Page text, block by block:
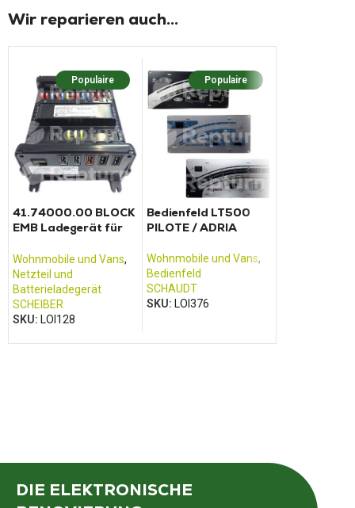
Wir reparieren auch...
Populaire
41.74000.00 BLOCK
EMB Ladegerät für
Konverter Scheiber
Wohnmobile und Vans,
Netzteil und
Batterieladegerät
SCHEIBER
SKU: LOI128
Populaire
Bedienfeld LT500
PILOTE / ADRIA
Wohnmobile und Vans,
Bedienfeld
SCHAUDT
SKU: LOI376
DIE ELEKTRONISCHE